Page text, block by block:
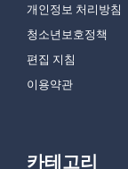
개인정보 처리방침
청소년보호정책
편집 지침
이용약관
카테고리